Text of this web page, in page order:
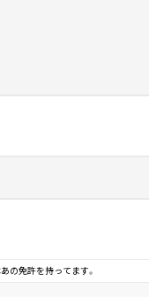
の免許を持ってます。